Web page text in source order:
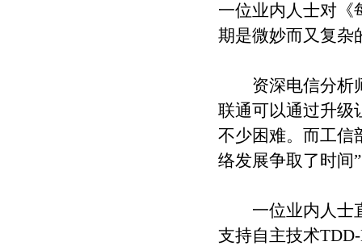
一位业内人士对《
期是微妙而又复杂
资深电信分析师
联通可以通过升级
不少困难。而工信
络发展争取了时间
一位业内人士直
支持自主技术